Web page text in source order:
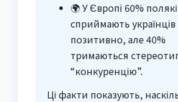
🌍 У Європі 60%
сприймають українців
позитивно, але 40%
тримаються
“конкуренцію”.
Ці факти показують,